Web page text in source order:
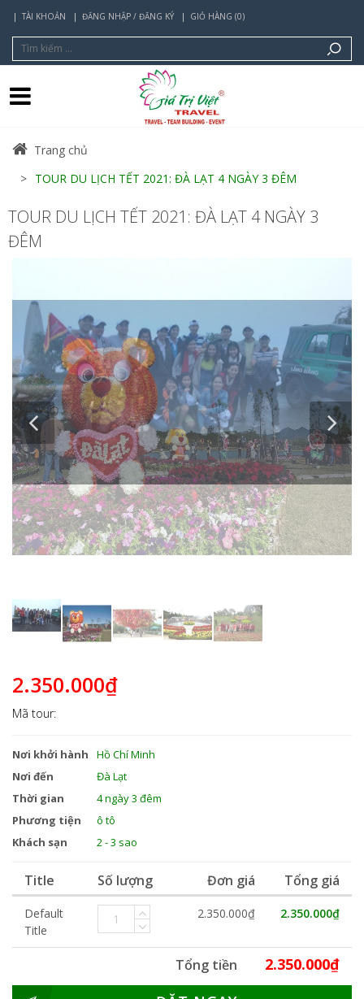
TÀI KHOẢN ĐĂNG NHẬP / ĐĂNG KÝ GIỎ HÀNG (0)
Trang chủ
TOUR DU LỊCH TẾT 2021: ĐÀ LẠT 4 NGÀY 3 ĐÊM
TOUR DU LỊCH TẾT 2021: ĐÀ LẠT 4 NGÀY 3
ĐÊM
2.350.000₫
Mã tour:
Nơi khởi hành
Hồ Chí Minh
Nơi đến
Đà Lạt
Thời gian
4 ngày 3 đêm
Phương tiện
ô tô
Khách sạn
2 - 3 sao
Title Số lượng Đơn giá Tổng giá
Default
Title
2.350.000₫ 2.350.000₫
Tổng tiền
2.350.000₫